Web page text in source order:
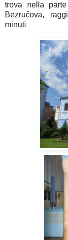
trova nella
Bezručova,
minuti